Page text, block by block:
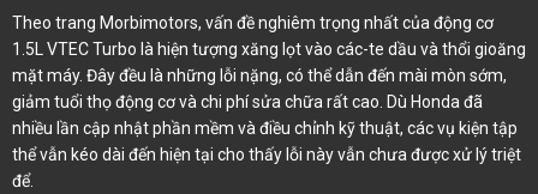
Theo trang Morbimotors, vấn đề nghiêm trọng nhất của động cơ
1.5L VTEC Turbo là hiện tượng xăng lọt vào các-te dầu và thổi gioăng
mặt máy. Đây đều là những lỗi nặng, có thể dẫn đến mài mòn sớm,
giảm tuổi thọ động cơ và chi phí sửa chữa rất cao. Dù Honda đã
nhiều lần cập nhật phần mềm và điều chỉnh kỹ thuật, các vụ kiện tập
thể vẫn kéo dài đến hiện tại cho thấy lỗi này vẫn chưa được xử lý triệt
để.